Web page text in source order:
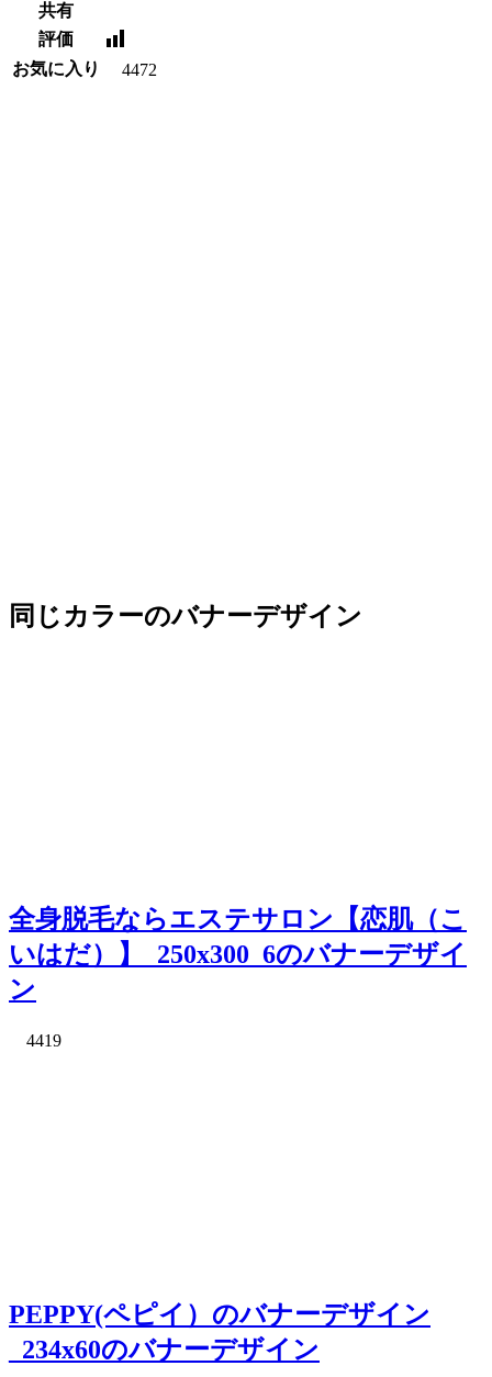
共有
評価
お気に入り
4472
同じカラーのバナーデザイン
全身脱毛ならエステサロン【恋肌（こ
いはだ）】_250x300_6のバナーデザイ
ン
4419
PEPPY(ペピイ）のバナーデザイン
_234x60のバナーデザイン